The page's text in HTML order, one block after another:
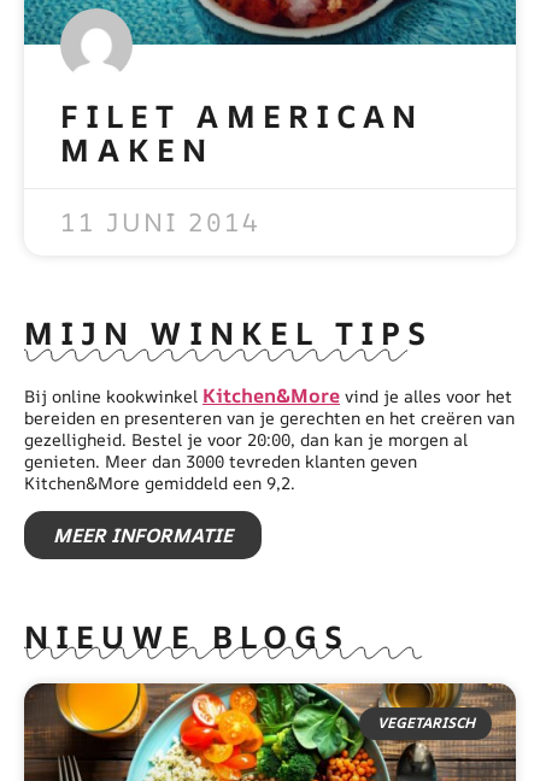
FILET AMERICAN
MAKEN
11 JUNI 2014
MIJN WINKEL TIPS
Bij online kookwinkel Kitchen&More vind je alles voor het
bereiden en presenteren van je gerechten en het creëren van
gezelligheid. Bestel je voor 20:00, dan kan je morgen al
genieten. Meer dan 3000 tevreden klanten geven
Kitchen&More gemiddeld een 9,2.
MEER INFORMATIE
NIEUWE BLOGS
VEGETARISCH